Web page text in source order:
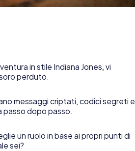
in stile Indiana Jones, vi
perduto.
messaggi criptati, codici segreti e
passo dopo passo.
un ruolo in base ai propri punti di
sei?